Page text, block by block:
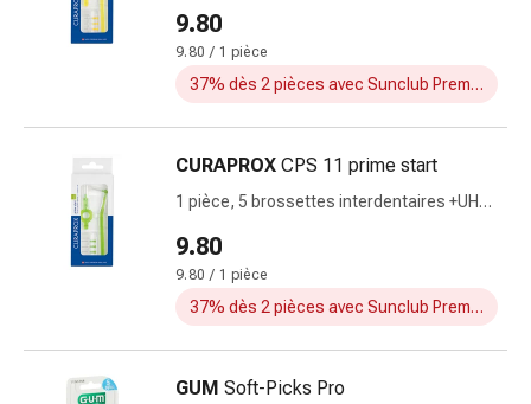
Hémorroïdes
Brûlures
Nausées
et
vomissements
flatulences
ballonnements
Constipation
de
la
9.80
9.80 / 1 pièce
37% dès 2 pièces avec Sunclub Premium
CURAPROX CPS 11 prime start
1 pièce, 5 brossettes interdentaires +UHS
9.80
9.80 / 1 pièce
37% dès 2 pièces avec Sunclub Premium
GUM Soft-Picks Pro